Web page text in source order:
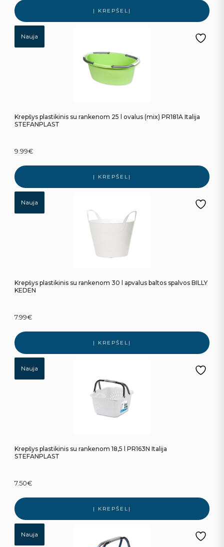
Į KREPŠELĮ
Nauja
Krepšys plastikinis su rankenom 25 l ovalus (mix) PR181A Italija
STEFANPLAST
9.99€
Į KREPŠELĮ
Nauja
Krepšys plastikinis su rankenom 30 l apvalus baltos spalvos BILLY
KEDEN
7.99€
Į KREPŠELĮ
Nauja
Krepšys plastikinis su rankenom 18,5 l PR163N Italija
STEFANPLAST
7.50€
Į KREPŠELĮ
Nauja